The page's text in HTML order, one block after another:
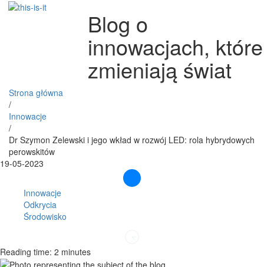
Blog o
innowacjach, które
zmieniają świat
Strona główna
/
Innowacje
/
Dr Szymon Zelewski i jego wkład w rozwój LED: rola hybrydowych
perowskitów
19-05-2023
Innowacje
Odkrycia
Środowisko
Reading time: 2 minutes